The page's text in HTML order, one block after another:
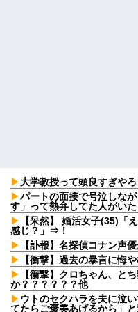
大学教授って頭良すぎやろ
パートの面接で号泣しな
す」って熱弁してた人がいた
【呆然】 婚活女子(35)「
感じ？」⇒！
【訃報】名探偵コナン声
【衝撃】過去の暴言に悔
【衝撃】クロちゃん、と
か？？？？？？他
ウトのセクハラを夫に泣
てたらご褒美あげるから」